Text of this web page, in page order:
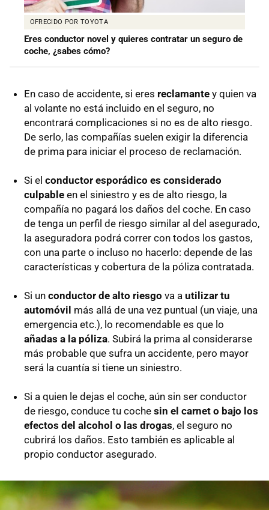
OFRECIDO POR TOYOTA
Eres conductor novel y quieres contratar un seguro de
coche, ¿sabes cómo?
En caso de accidente, si eres reclamante y quien va
al volante no está incluido en el seguro, no
encontrará complicaciones si no es de alto riesgo.
De serlo, las compañías suelen exigir la diferencia
de prima para iniciar el proceso de reclamación.
Si el conductor esporádico es considerado
culpable en el siniestro y es de alto riesgo, la
compañía no pagará los daños del coche. En caso
de tenga un perfil de riesgo similar al del asegurado,
la aseguradora podrá correr con todos los gastos,
con una parte o incluso no hacerlo: depende de las
características y cobertura de la póliza contratada.
Si un conductor de alto riesgo va a utilizar tu
automóvil más allá de una vez puntual (un viaje, una
emergencia etc.), lo recomendable es que lo
añadas a la póliza. Subirá la prima al considerarse
más probable que sufra un accidente, pero mayor
será la cuantía si tiene un siniestro.
Si a quien le dejas el coche, aún sin ser conductor
de riesgo, conduce tu coche sin el carnet o bajo los
efectos del alcohol o las drogas, el seguro no
cubrirá los daños. Esto también es aplicable al
propio conductor asegurado.